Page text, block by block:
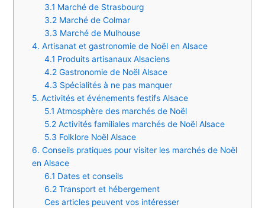
3.1 Marché de Strasbourg
3.2 Marché de Colmar
3.3 Marché de Mulhouse
4. Artisanat et gastronomie de Noël en Alsace
4.1 Produits artisanaux Alsaciens
4.2 Gastronomie de Noël Alsace
4.3 Spécialités à ne pas manquer
5. Activités et événements festifs Alsace
5.1 Atmosphère des marchés de Noël
5.2 Activités familiales marchés de Noël Alsace
5.3 Folklore Noël Alsace
6. Conseils pratiques pour visiter les marchés de Noël
en Alsace
6.1 Dates et conseils
6.2 Transport et hébergement
Ces articles peuvent vos intéresser